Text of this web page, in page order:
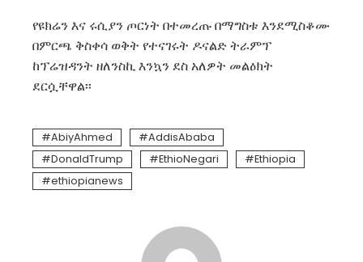
የዩክሬን እና ሩሲያን ጦርነት በተመረጡ በማግስቱ እንደሚስቆሙ
በምርጫ ቅስቀሳ ወቅት የተናገሩት ዶናልድ ትራምፕ
ከፕሬዝዳንት ዘለንስኪ እንኳን ደስ አለዎት መልዕክት
ደርሷቸዋል፡፡
AbiyAhmed
AddisAbaba
DonaldTrump
EthioNegari
Ethiopia
ethiopianews